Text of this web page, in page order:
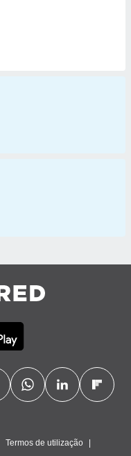
Termos de utilização